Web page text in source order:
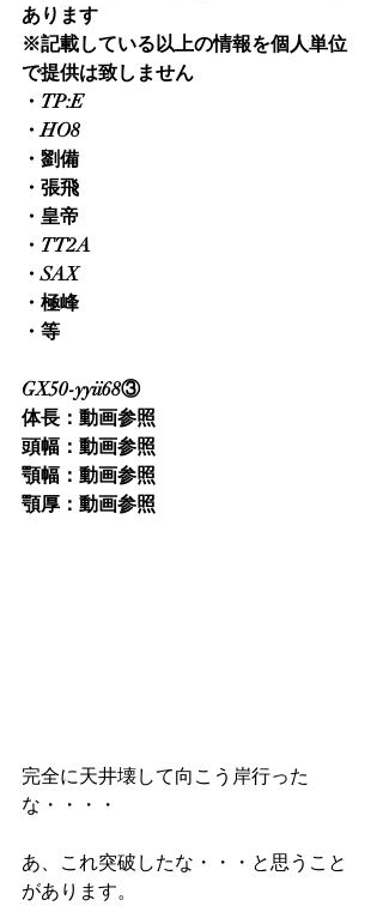
あります
※記載している以上の情報を個人単位
で提供は致しません
・TP:E
・HO8
・劉備
・張飛
・皇帝
・TT2A
・SAX
・極峰
・等
GX50-yyii68③
体長：動画参照
頭幅：動画参照
顎幅：動画参照
顎厚：動画参照
完全に天井壊して向こう岸行った
な・・・・
あ、これ突破したな・・・と思うこと
があります。